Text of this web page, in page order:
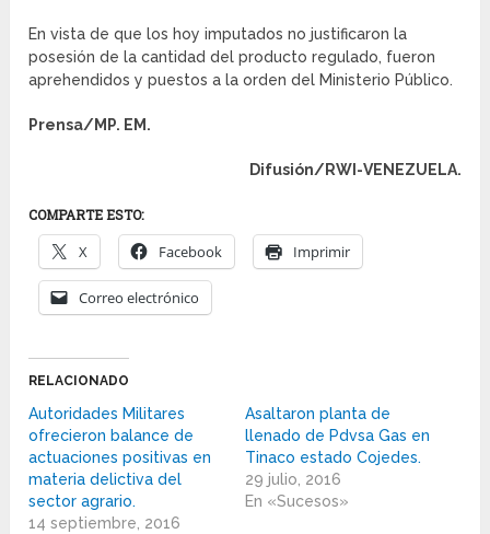
En vista de que los hoy imputados no justificaron la
posesión de la cantidad del producto regulado, fueron
aprehendidos y puestos a la orden del Ministerio Público.
Prensa/MP. EM.
Difusión/RWI-VENEZUELA.
COMPARTE ESTO:
X Facebook Imprimir
Correo electrónico
RELACIONADO
Autoridades Militares
ofrecieron balance de
actuaciones positivas en
materia delictiva del
sector agrario.
14 septiembre, 2016
Asaltaron planta de
llenado de Pdvsa Gas en
Tinaco estado Cojedes.
29 julio, 2016
En «Sucesos»